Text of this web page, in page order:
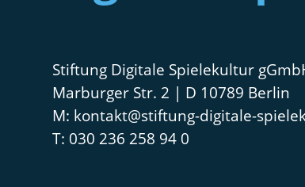
Stiftung Digitale Spielekultur
Marburger Str. 2 | D 10789 Berlin
kontakt@stiftung-digitale-
030 236 258 94 0